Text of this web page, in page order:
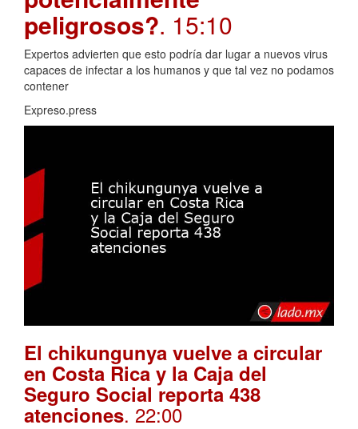
peligrosos?. 15:10
Expertos advierten que esto podría dar lugar a nuevos virus
capaces de infectar a los humanos y que tal vez no podamos
contener
Expreso.press
El chikungunya vuelve a circular
en Costa Rica y la Caja del
Seguro Social reporta 438
atenciones. 22:00